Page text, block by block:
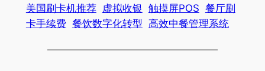
美国刷卡机推荐 虚拟收银 触摸屏POS 餐厅刷
卡手续费 餐饮数字化转型 高效中餐管理系统